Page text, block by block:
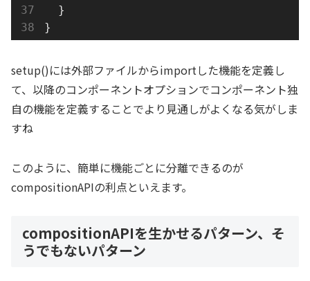
  }
}
setup()には外部ファイルからimportした機能を定義し
て、以降のコンポーネントオプションでコンポーネント独
自の機能を定義することでより見通しがよくなる気がしま
すね
このように、簡単に機能ごとに分離できるのが
compositionAPIの利点といえます。
compositionAPIを生かせるパターン、そ
うでもないパターン